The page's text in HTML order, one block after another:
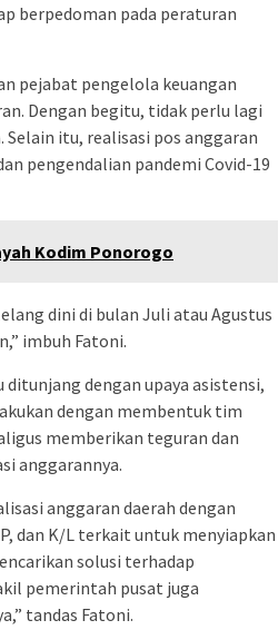
berpedoman pada peraturan
pejabat pengelola keuangan
Dengan begitu, tidak perlu lagi
itu, realisasi pos anggaran
pengendalian pandemi Covid-19
Kodim Ponorogo
dini di bulan Juli atau Agustus
imbuh Fatoni.
dengan upaya asistensi,
dengan membentuk tim
memberikan teguran dan
anggarannya.
anggaran daerah dengan
dan K/L terkait untuk menyiapkan
solusi terhadap
pemerintah pusat juga
tandas Fatoni.